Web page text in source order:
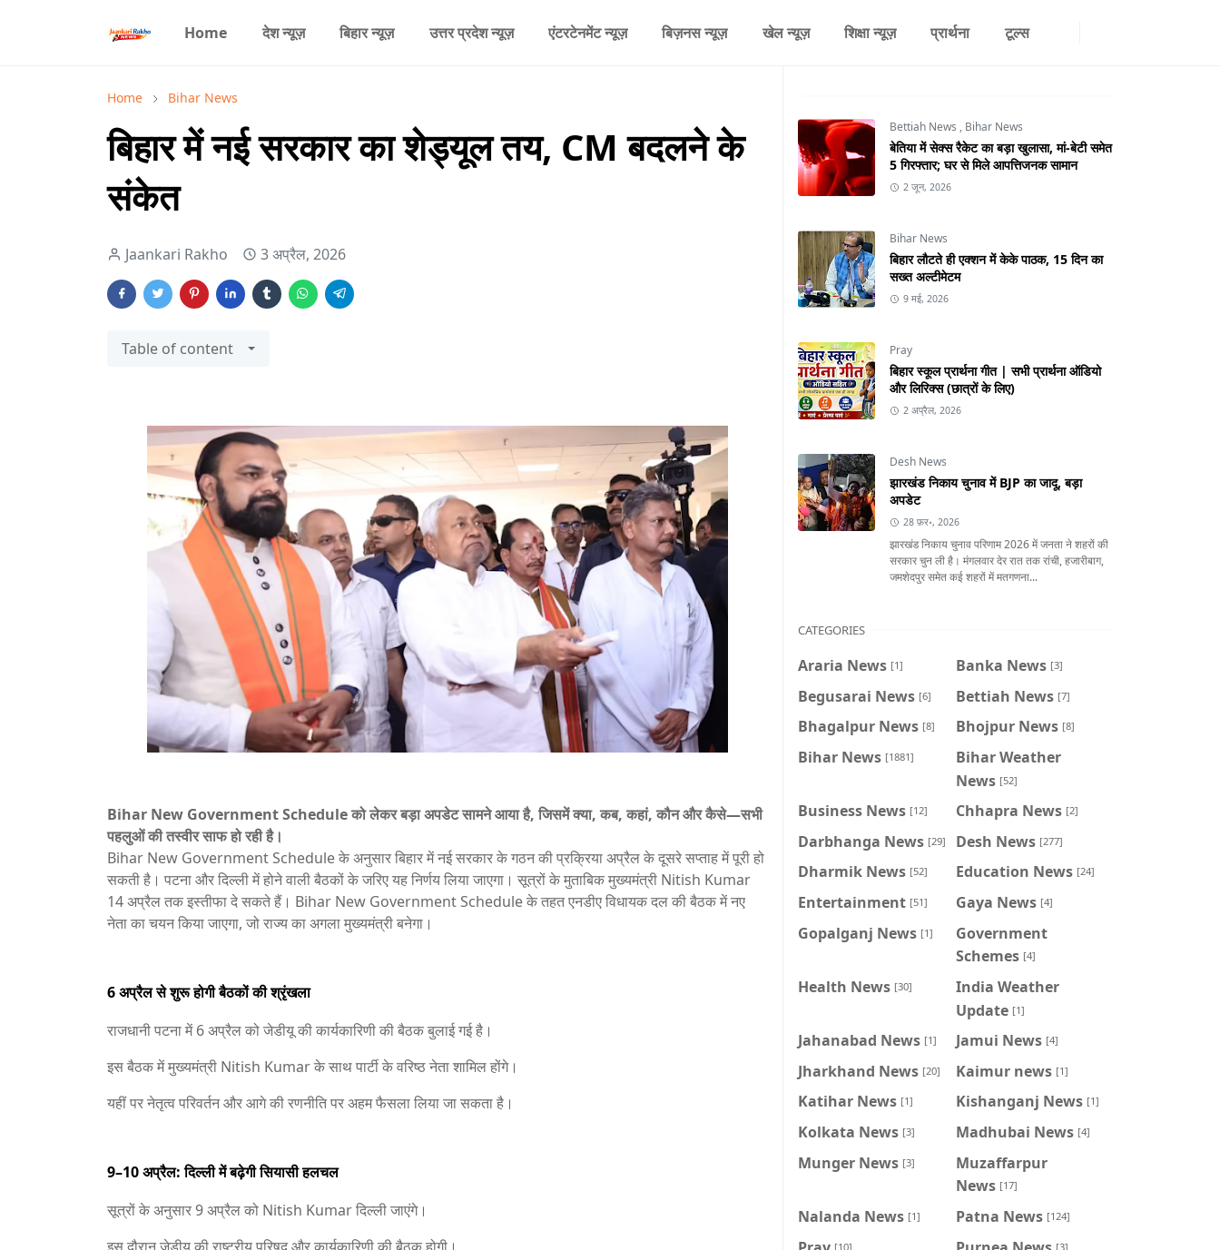
Home देश न्यूज़ बिहार न्यूज़ उत्तर प्रदेश न्यूज़ एंटरटेनमेंट न्यूज़ बिज़नस न्यूज़ खेल न्यूज़ शिक्षा न्यूज़ प्रार्थना टूल्स
Home Bihar News
बिहार में नई सरकार का शेड्यूल तय, CM बदलने के
संकेत
Jaankari Rakho 3 अप्रैल, 2026
Table of content
Bihar New Government Schedule को लेकर बड़ा अपडेट सामने आया है, जिसमें क्या, कब, कहां, कौन और कैसे—सभी
पहलुओं की तस्वीर साफ हो रही है।
Bihar New Government Schedule के अनुसार बिहार में नई सरकार के गठन की प्रक्रिया अप्रैल के दूसरे सप्ताह में पूरी हो
सकती है। पटना और दिल्ली में होने वाली बैठकों के जरिए यह निर्णय लिया जाएगा। सूत्रों के मुताबिक मुख्यमंत्री Nitish Kumar
14 अप्रैल तक इस्तीफा दे सकते हैं। Bihar New Government Schedule के तहत एनडीए विधायक दल की बैठक में नए
नेता का चयन किया जाएगा, जो राज्य का अगला मुख्यमंत्री बनेगा।
6 अप्रैल से शुरू होगी बैठकों की श्रृंखला
राजधानी पटना में 6 अप्रैल को जेडीयू की कार्यकारिणी की बैठक बुलाई गई है।
इस बैठक में मुख्यमंत्री Nitish Kumarके साथ पार्टी के वरिष्ठ नेता शामिल होंगे।
यहीं पर नेतृत्व परिवर्तन और आगे की रणनीति पर अहम फैसला लिया जा सकता है।
9–10 अप्रैल: दिल्ली में बढ़ेगी सियासी हलचल
सूत्रों के अनुसार 9 अप्रैल को Nitish Kumarदिल्ली जाएंगे।
Bettiah News , Bihar News
बेतिया में सेक्स रैकेट का बड़ा खुलासा, मां-बेटी समेत
5 गिरफ्तार; घर से मिले आपत्तिजनक सामान
2 जून, 2026
Bihar News
बिहार लौटते ही एक्शन में केके पाठक, 15 दिन का
सख्त अल्टीमेटम
9 मई, 2026
Pray
बिहार स्कूल प्रार्थना गीत | सभी प्रार्थना ऑडियो
और लिरिक्स (छात्रों के लिए)
2 अप्रैल, 2026
Desh News
झारखंड निकाय चुनाव में BJP का जादू, बड़ा
अपडेट
28 फ़र॰, 2026
झारखंड निकाय चुनाव परिणाम 2026 में जनता ने शहरों की
सरकार चुन ली है। मंगलवार देर रात तक रांची, हजारीबाग,
जमशेदपुर समेत कई शहरों में मतगणना...
CATEGORIES
Araria News [1] Banka News [3]
Begusarai News [6] Bettiah News [7]
Bhagalpur News [8] Bhojpur News [8]
Bihar News [1881]
Bihar Weather
News [52]
Business News [12] Chhapra News [2]
Darbhanga News [29] Desh News [277]
Dharmik News [52] Education News [24]
Entertainment [51] Gaya News [4]
Gopalganj News [1]
Government
Schemes [4]
Health News [30]
India Weather
Update [1]
Jahanabad News [1] Jamui News [4]
Jharkhand News [20] Kaimur news [1]
Katihar News [1] Kishanganj News [1]
Kolkata News [3] Madhubai News [4]
Munger News [3]
Muzaffarpur
News [17]
Nalanda News [1] Patna News [124]
[10] [3]